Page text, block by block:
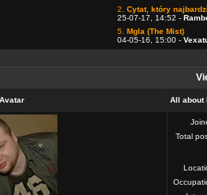
2. Cytat, który
25-07-17, 14:52 -
5. Mgla (The Mist)
04-05-16, 15:00 -
Avatar All about
Total